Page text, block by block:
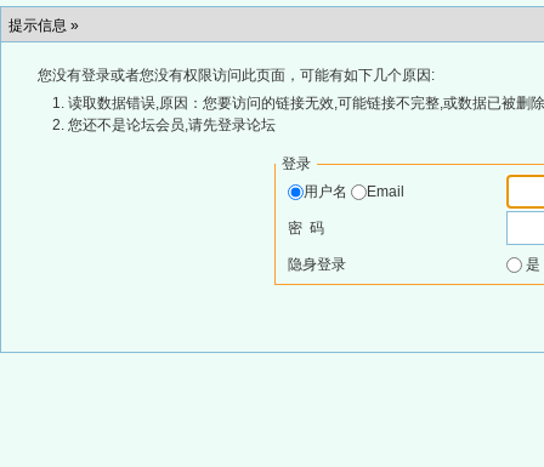
提示信息 »
您没有登录或者您没有权限访问此页面，可能有如下几个原因:
读取数据错误,原因：您要访问的链接无效,可能链接不完整,或数据已被删
您还不是论坛会员,请先登录论坛
登录
用户名
Email
密 码
隐身登录